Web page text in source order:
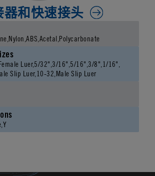
器和快速接头
Nylon ABS Acetal Polycarbonate
Luer 5/32" 3/16" 5/16" 3/8" 1/16"
Slip Luer 10-32 Male Slip Luer
Y